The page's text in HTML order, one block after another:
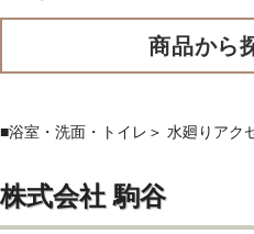
商品から
■浴室・洗面・トイレ ＞ 水廻りアク
株式会社 駒谷